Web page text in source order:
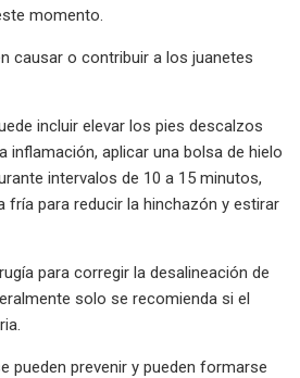
momento.
causar o contribuir a los juanetes
incluir elevar los pies descalzos
inflamación, aplicar una bolsa de hielo
intervalos de 10 a 15 minutos,
fría para reducir la hinchazón y estirar
para corregir la desalineación de
solo se recomienda si el
pueden prevenir y pueden formarse